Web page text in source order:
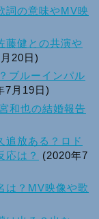
詞の意味やMV映
藤健との共演や
20日)
ブルーインパル
7月19日)
和也の結婚報告
追放ある？ロド
応は？
(2020年7
は？MV映像や歌